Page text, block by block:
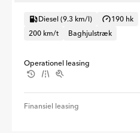
Diesel (9.3 km/l)
190 hk
200 km/t
Baghjulstræk
Operationel leasing
Finansiel leasing